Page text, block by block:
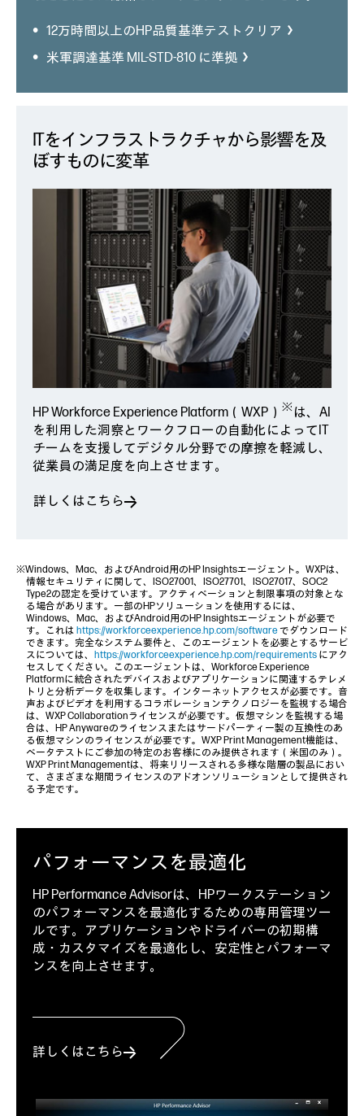
12万時間以上のHP品質基準テストクリア
米軍調達基準 MIL-STD-810 に準拠
ITをインフラストラクチャから影響を及
ぼすものに変革
HP Workforce Experience Platform（WXP） ※は、AI
を利用した洞察とワークフローの自動化によってIT
チームを支援してデジタル分野での摩擦を軽減し、
従業員の満足度を向上させます。
詳しくはこちら
※Windows、Mac、およびAndroid用のHP Insightsエージェント。WXPは、
情報セキュリティに関して、ISO27001、ISO27701、ISO27017、SOC2
Type2の認定を受けています。アクティベーションと制限事項の対象とな
る場合があります。一部のHPソリューションを使用するには、
Windows、Mac、およびAndroid用のHP Insightsエージェントが必要で
す。これは https://workforceexperience.hp.com/software でダウンロード
できます。完全なシステム要件と、このエージェントを必要とするサービ
スについては、 https://workforceexperience.hp.com/requirements にアク
セスしてください。このエージェントは、Workforce Experience
Platformに統合されたデバイスおよびアプリケーションに関連するテレメ
トリと分析データを収集します。インターネットアクセスが必要です。音
声およびビデオを利用するコラボレーションテクノロジーを監視する場合
は、WXP Collaborationライセンスが必要です。仮想マシンを監視する場
合は、HP Anywareのライセンスまたはサードパーティー製の互換性のあ
る仮想マシンのライセンスが必要です。WXP Print Management機能は、
ベータテストにご参加の特定のお客様にのみ提供されます（米国のみ）。
WXP Print Managementは、将来リリースされる多様な階層の製品におい
て、さまざまな期間ライセンスのアドオンソリューションとして提供され
る予定です。
パフォーマンスを最適化
HP Performance Advisorは、HPワークステーション
のパフォーマンスを最適化するための専用管理ツー
ルです。アプリケーションやドライバーの初期構
成・カスタマイズを最適化し、安定性とパフォーマ
ンスを向上させます。
詳しくはこちら